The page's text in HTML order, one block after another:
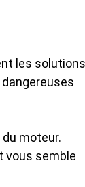
les solutions
moteur.
vous semble